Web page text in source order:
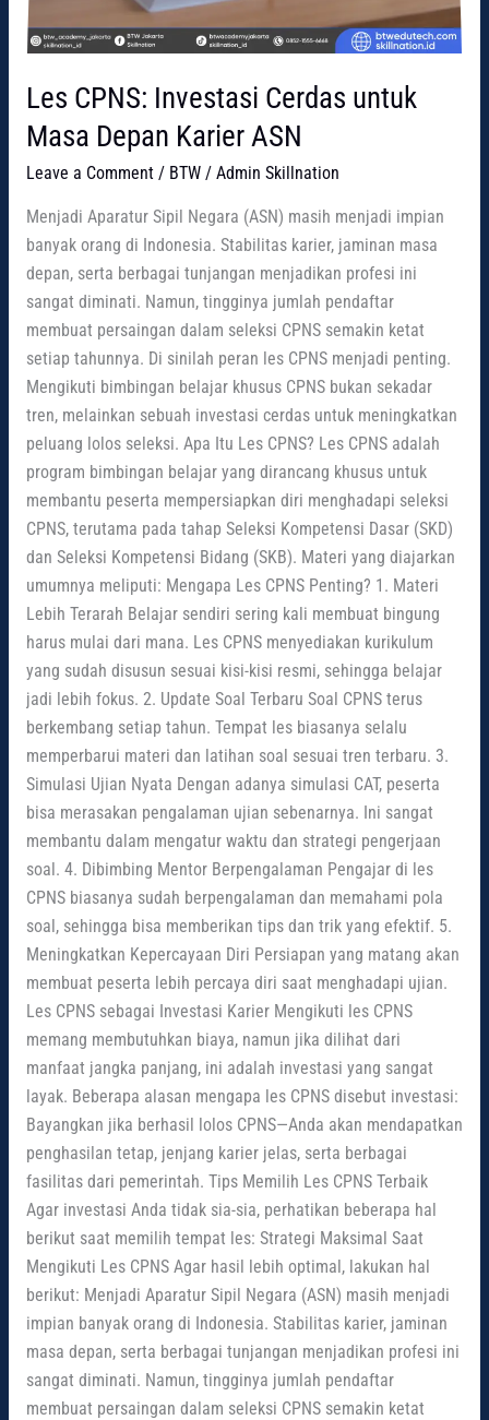
Les CPNS: Investasi Cerdas untuk
Masa Depan Karier ASN
Leave a Comment / BTW/ Admin Skillnation
Menjadi Aparatur Sipil Negara (ASN) masih menjadi impian
banyak orang di Indonesia. Stabilitas karier, jaminan masa
depan, serta berbagai tunjangan menjadikan profesi ini
sangat diminati. Namun, tingginya jumlah pendaftar
membuat persaingan dalam seleksi CPNS semakin ketat
setiap tahunnya. Di sinilah peran les CPNS menjadi penting.
Mengikuti bimbingan belajar khusus CPNS bukan sekadar
tren, melainkan sebuah investasi cerdas untuk meningkatkan
peluang lolos seleksi. Apa Itu Les CPNS? Les CPNS adalah
program bimbingan belajar yang dirancang khusus untuk
membantu peserta mempersiapkan diri menghadapi seleksi
CPNS, terutama pada tahap Seleksi Kompetensi Dasar (SKD)
dan Seleksi Kompetensi Bidang (SKB). Materi yang diajarkan
umumnya meliputi: Mengapa Les CPNS Penting? 1. Materi
Lebih Terarah Belajar sendiri sering kali membuat bingung
harus mulai dari mana. Les CPNS menyediakan kurikulum
yang sudah disusun sesuai kisi-kisi resmi, sehingga belajar
jadi lebih fokus. 2. Update Soal Terbaru Soal CPNS terus
berkembang setiap tahun. Tempat les biasanya selalu
memperbarui materi dan latihan soal sesuai tren terbaru. 3.
Simulasi Ujian Nyata Dengan adanya simulasi CAT, peserta
bisa merasakan pengalaman ujian sebenarnya. Ini sangat
membantu dalam mengatur waktu dan strategi pengerjaan
soal. 4. Dibimbing Mentor Berpengalaman Pengajar di les
CPNS biasanya sudah berpengalaman dan memahami pola
soal, sehingga bisa memberikan tips dan trik yang efektif. 5.
Meningkatkan Kepercayaan Diri Persiapan yang matang akan
membuat peserta lebih percaya diri saat menghadapi ujian.
Les CPNS sebagai Investasi Karier Mengikuti les CPNS
memang membutuhkan biaya, namun jika dilihat dari
manfaat jangka panjang, ini adalah investasi yang sangat
layak. Beberapa alasan mengapa les CPNS disebut investasi:
Bayangkan jika berhasil lolos CPNS—Anda akan mendapatkan
penghasilan tetap, jenjang karier jelas, serta berbagai
fasilitas dari pemerintah. Tips Memilih Les CPNS Terbaik
Agar investasi Anda tidak sia-sia, perhatikan beberapa hal
berikut saat memilih tempat les: Strategi Maksimal Saat
Mengikuti Les CPNS Agar hasil lebih optimal, lakukan hal
berikut: Menjadi Aparatur Sipil Negara (ASN) masih menjadi
impian banyak orang di Indonesia. Stabilitas karier, jaminan
masa depan, serta berbagai tunjangan menjadikan profesi ini
sangat diminati. Namun, tingginya jumlah pendaftar
membuat persaingan dalam seleksi CPNS semakin ketat